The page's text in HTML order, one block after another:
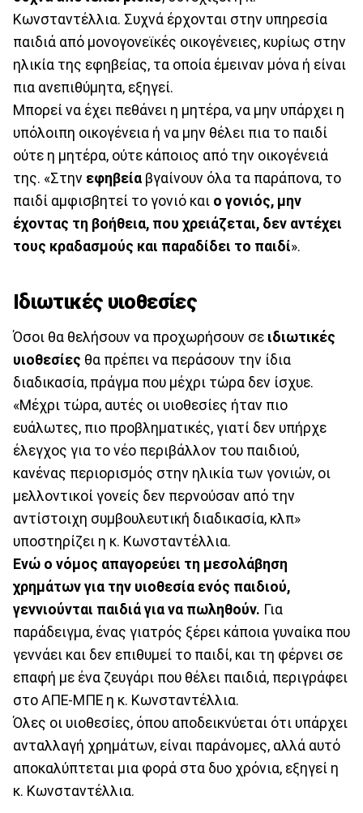
Κωνσταντέλλια. Συχνά έρχονται στην υπηρεσία
παιδιά από μονογονεϊκές οικογένειες, κυρίως στην
ηλικία της εφηβείας, τα οποία έμειναν μόνα ή είναι
πια ανεπιθύμητα, εξηγεί.
Μπορεί να έχει πεθάνει η μητέρα, να μην υπάρχει η
υπόλοιπη οικογένεια ή να μην θέλει πια το παιδί
ούτε η μητέρα, ούτε κάποιος από την οικογένειά
της. «Στην εφηβεία βγαίνουν όλα τα παράπονα, το
παιδί αμφισβητεί το γονιό και ο γονιός, μην
έχοντας τη βοήθεια, που χρειάζεται, δεν αντέχει
τους κραδασμούς και παραδίδει το παιδί».
Ιδιωτικές υιοθεσίες
Όσοι θα θελήσουν να προχωρήσουν σε ιδιωτικές
υιοθεσίες θα πρέπει να περάσουν την ίδια
διαδικασία, πράγμα που μέχρι τώρα δεν ίσχυε.
«Μέχρι τώρα, αυτές οι υιοθεσίες ήταν πιο
ευάλωτες, πιο προβληματικές, γιατί δεν υπήρχε
έλεγχος για το νέο περιβάλλον του παιδιού,
κανένας περιορισμός στην ηλικία των γονιών, οι
μελλοντικοί γονείς δεν περνούσαν από την
αντίστοιχη συμβουλευτική διαδικασία, κλπ»
υποστηρίζει η κ. Κωνσταντέλλια.
Ενώ ο νόμος απαγορεύει τη μεσολάβηση
χρημάτων για την υιοθεσία ενός παιδιού,
γεννιούνται παιδιά για να πωληθούν. Για
παράδειγμα, ένας γιατρός ξέρει κάποια γυναίκα που
γεννάει και δεν επιθυμεί το παιδί, και τη φέρνει σε
επαφή με ένα ζευγάρι που θέλει παιδιά, περιγράφει
στο ΑΠΕ-ΜΠΕ η κ. Κωνσταντέλλια.
Όλες οι υιοθεσίες, όπου αποδεικνύεται ότι υπάρχει
ανταλλαγή χρημάτων, είναι παράνομες, αλλά αυτό
αποκαλύπτεται μια φορά στα δυο χρόνια, εξηγεί η
κ. Κωνσταντέλλια.